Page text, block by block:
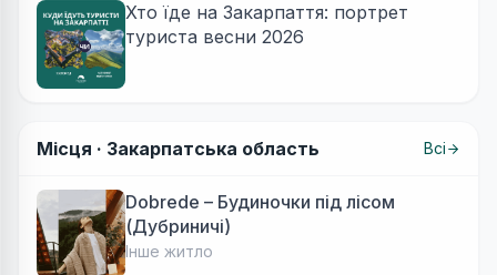
Хто їде на Закарпаття: портрет
туриста весни 2026
Місця · Закарпатська область Всі
Dobrede – Будиночки під лісом
(Дубриничі)
Інше житло